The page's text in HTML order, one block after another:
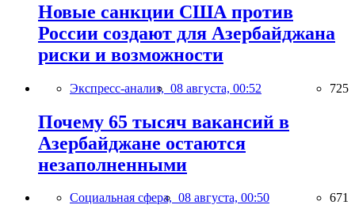
Новые санкции США против
России создают для Азербайджана
риски и возможности
Экспресс-анализ, 08 августа, 00:52 725
Почему 65 тысяч вакансий в
Азербайджане остаются
незаполненными
Социальная сфера, 08 августа, 00:50 671